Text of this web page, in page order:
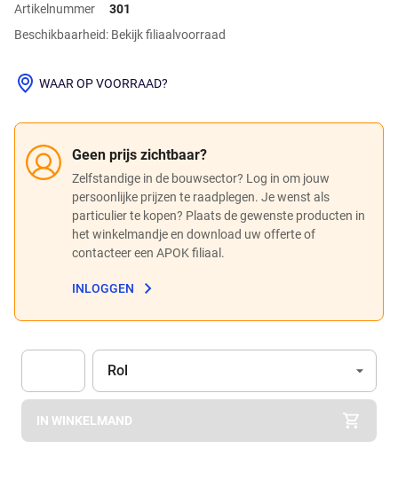
Artikelnummer
301
Beschikbaarheid: Bekijk filiaalvoorraad
Geen prijs zichtbaar?
Zelfstandige in de bouwsector? Log in om jouw
persoonlijke prijzen te raadplegen. Je wenst als
particulier te kopen? Plaats de gewenste producten in
het winkelmandje en download uw offerte of
contacteer een APOK filiaal.
INLOGGEN
WAAR OP VOORRAAD?
Apok.Product.Detail.AddToCart.Quantity (Optioneel)
Eenheid
Rol
IN WINKELMAND